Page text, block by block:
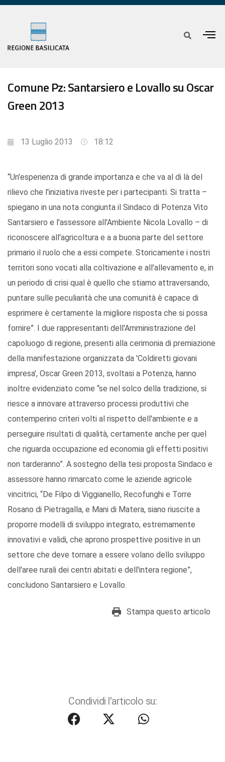
Comune Pz: Santarsiero e Lovallo su Oscar
Green 2013
13 Luglio 2013 18:12
“Un'esperienza di grande importanza e che va al di là del
rilievo che l'iniziativa riveste per i partecipanti. Si tratta –
spiegano in una nota congiunta il Sindaco di Potenza Vito
Santarsiero e l'assessore all'Ambiente Nicola Lovallo – di
riconoscere all'agricoltura e a a buona parte del settore
primario il ruolo che a essi compete. Storicamente i nostri
territori sono vocati alla coltivazione e all'allevamento e, in
un periodo di crisi qual è quello che stiamo attraversando,
puntare sulle peculiarità che una comunità è capace di
esprimere è certamente la migliore risposta che si possa
fornire”. I due rappresentanti dell'Amministrazione del
capoluogo di regione, presenti alla cerimonia di premiazione
della manifestazione organizzata da 'Coldiretti giovani
impresa', Oscar Green 2013, svoltasi a Potenza, hanno
inoltre evidenziato come “se nel solco della tradizione, si
riesce a innovare attraverso processi produttivi che
contemperino criteri volti al rispetto dell'ambiente e a
perseguire risultati di qualità, certamente anche per quel
che riguarda occupazione ed economia gli effetti positivi
non tarderanno”. A sostegno della tesi proposta Sindaco e
assessore hanno rimarcato come le aziende agricole
vincitrici, “De Filpo di Viggianello, Recofunghi e Torre
Rosano di Pietragalla, e Mani di Matera, siano riuscite a
proporre modelli di sviluppo integrato, estremamente
innovativi e validi, che aprono prospettive positive in un
settore che deve tornare a essere volano dello sviluppo
dell'aree rurali dei centri abitati e dell'intera regione”,
concludono Santarsiero e Lovallo.
Stampa questo articolo
Condividi l'articolo su: